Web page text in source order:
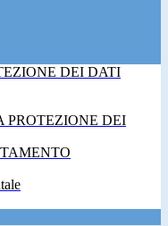
DEI DATI
PROTEZIONE DEI